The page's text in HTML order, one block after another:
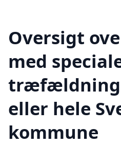
Oversigt
med
træfældning
eller hele
kommune